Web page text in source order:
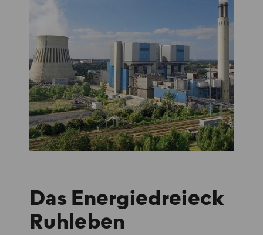
Das Energiedreieck
Ruhleben